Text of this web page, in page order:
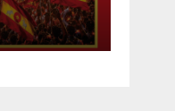
JUNE 28, 2026